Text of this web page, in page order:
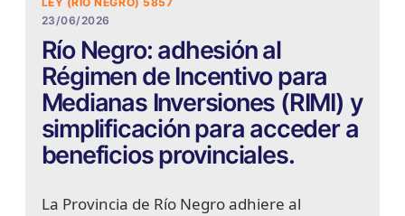
23/06/2026
Río Negro: adhesión al
Régimen de Incentivo para
Medianas Inversiones (RIMI) y
simplificación para acceder a
beneficios provinciales.
La Provincia de Río Negro adhiere al